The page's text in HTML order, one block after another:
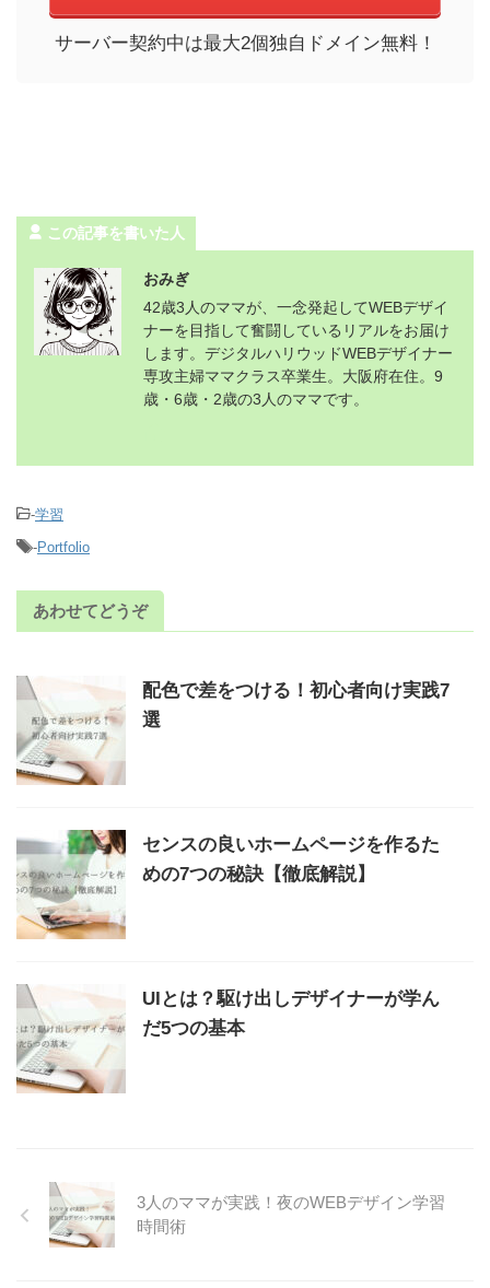
サーバー契約中は最大2個独自ドメイン無料！
この記事を書いた人
おみぎ
42歳3人のママが、一念発起してWEBデザイ
ナーを目指して奮闘しているリアルをお届け
します。デジタルハリウッドWEBデザイナー
専攻主婦ママクラス卒業生。大阪府在住。9
歳・6歳・2歳の3人のママです。
-学習
-Portfolio
あわせてどうぞ
配色で差をつける！初心者向け実践7
選
センスの良いホームページを作るた
めの7つの秘訣【徹底解説】
UIとは？駆け出しデザイナーが学ん
だ5つの基本
3人のママが実践！夜のWEBデザイン学習
時間術